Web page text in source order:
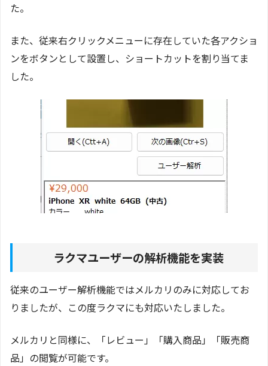
た。
また、従来右クリックメニューに存在していた各アクショ
ンをボタンとして設置し、ショートカットを割り当てま
した。
ラクマユーザーの解析機能を実装
従来のユーザー解析機能ではメルカリのみに対応してお
りましたが、この度ラクマにも対応いたしました。
メルカリと同様に、「レビュー」「購入商品」「販売商
品」の閲覧が可能です。